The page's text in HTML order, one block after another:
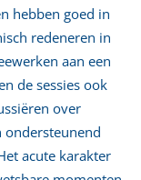
hebben goed in
redeneren in
aan een
de sessies ook
over
ondersteunend
acute karakter